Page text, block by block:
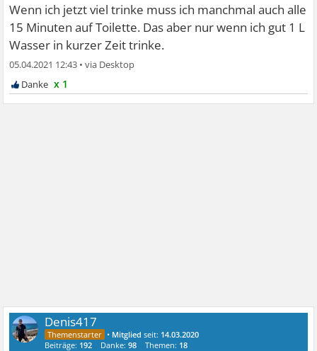
Wenn ich jetzt viel trinke muss ich manchmal auch alle
15 Minuten auf Toilette. Das aber nur wenn ich gut 1 L
Wasser in kurzer Zeit trinke.
05.04.2021 12:43 •
x 1
Denis417
• Mitglied seit: 14.03.2020
Beiträge: 192 Danke:98 Themen: 18